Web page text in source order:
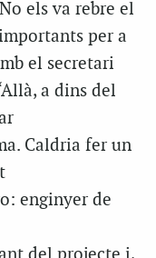
els va rebre el
per a
el secretari
a dins del
Caldria fer un
enginyer de